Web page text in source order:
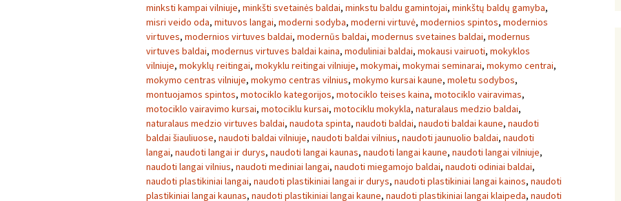
minksti kampai vilniuje, minkšti svetainės baldai, minkstu baldu gamintojai, minkštų baldų gamyba,
misri veido oda, mituvos langai, moderni sodyba, moderni virtuvė, modernios spintos, modernios
virtuves, modernios virtuves baldai, modernūs baldai, modernus svetaines baldai, modernus
virtuves baldai, modernus virtuves baldai kaina, moduliniai baldai, mokausi vairuoti, mokyklos
vilniuje, mokyklų reitingai, mokyklu reitingai vilniuje, mokymai, mokymai seminarai, mokymo centrai,
mokymo centras vilniuje, mokymo centras vilnius, mokymo kursai kaune, moletu sodybos,
montuojamos spintos, motociklo kategorijos, motociklo teises kaina, motociklo vairavimas,
motociklo vairavimo kursai, motociklu kursai, motociklu mokykla, naturalaus medzio baldai,
naturalaus medzio virtuves baldai, naudota spinta, naudoti baldai, naudoti baldai kaune, naudoti
baldai šiauliuose, naudoti baldai vilniuje, naudoti baldai vilnius, naudoti jaunuolio baldai, naudoti
langai, naudoti langai ir durys, naudoti langai kaunas, naudoti langai kaune, naudoti langai vilniuje,
naudoti langai vilnius, naudoti mediniai langai, naudoti miegamojo baldai, naudoti odiniai baldai,
naudoti plastikiniai langai, naudoti plastikiniai langai ir durys, naudoti plastikiniai langai kainos, naudoti
plastikiniai langai kaunas, naudoti plastikiniai langai kaune, naudoti plastikiniai langai klaipeda, naudoti